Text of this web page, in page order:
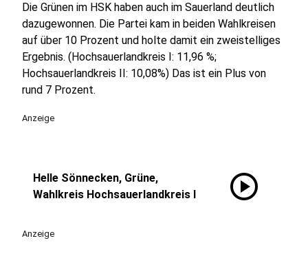
Die Grünen im HSK haben auch im Sauerland deutlich
dazugewonnen. Die Partei kam in beiden Wahlkreisen
auf über 10 Prozent und holte damit ein zweistelliges
Ergebnis. (Hochsauerlandkreis I: 11,96 %;
Hochsauerlandkreis II: 10,08%) Das ist ein Plus von
rund 7 Prozent.
Anzeige
Helle Sönnecken, Grüne,
Wahlkreis Hochsauerlandkreis I
play_circle
Anzeige